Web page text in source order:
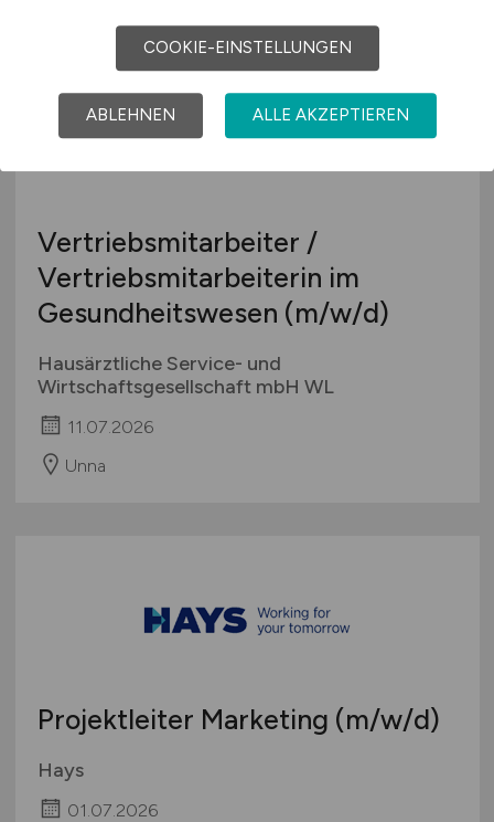
Vertriebsmitarbeiter /
Vertriebsmitarbeiterin im
Gesundheitswesen (m/w/d)
Hausärztliche Service- und
Wirtschaftsgesellschaft mbH WL
11.07.2026
Unna
Projektleiter Marketing (m/w/d)
Hays
01.07.2026
COOKIE-EINSTELLUNGEN
ABLEHNEN ALLE AKZEPTIEREN